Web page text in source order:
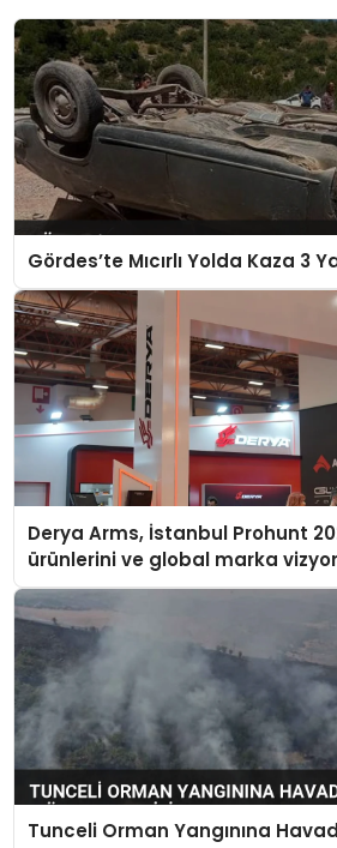
Gördes’te Mıcırlı Yolda Kaza 3
Derya Arms, İstanbul Prohunt
ürünlerini ve global marka
Tunceli Orman Yangınına